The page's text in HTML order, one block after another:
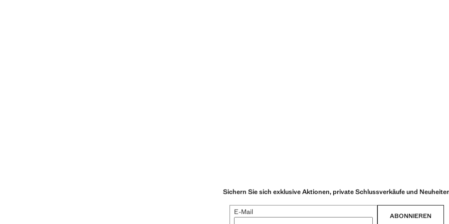
Sichern Sie sich exklusive Aktionen, private Schlussverkäufe und
E-Mail ABONNIEREN